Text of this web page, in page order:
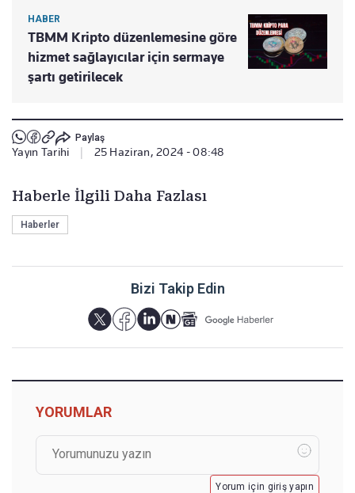
HABER
TBMM Kripto düzenlemesine göre
hizmet sağlayıcılar için sermaye
şartı getirilecek
Paylaş
Yayın Tarihi 25 Haziran, 2024 - 08:48
Haberle İlgili Daha Fazlası
Haberler
Bizi Takip Edin
YORUMLAR
Yorum için giriş yapın